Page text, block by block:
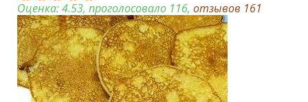
Оценка:4.53, проголосовало 116, отзывов 161